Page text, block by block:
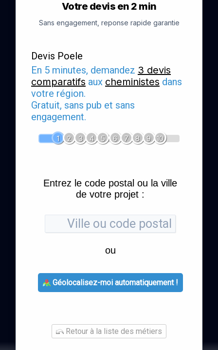
Votre devis en 2 min
Sans engagement, reponse rapide garantie
Devis Poele
En 5 minutes, demandez 3 devis
comparatifs aux cheministes dans
votre région.
Gratuit, sans pub et sans
engagement.
1 2 3 4 5 6 7 8 9 10
Entrez le code postal ou la ville
de votre projet :
ou
Géolocalisez-moi automatiquement !
Retour à la liste des métiers